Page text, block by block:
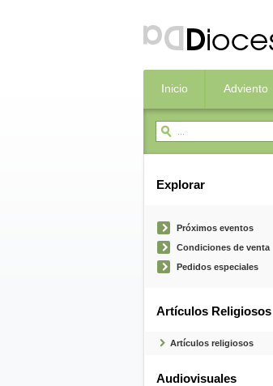
Inicio Adviento
Explorar
Próximos eventos
Condiciones de venta
Pedidos especiales
Artículos Religiosos
Artículos religiosos
Audiovisuales